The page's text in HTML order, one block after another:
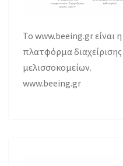
Το www.beeing.gr είναι
πλατφόρμα
μελισσοκομείων.
www.beeing.gr